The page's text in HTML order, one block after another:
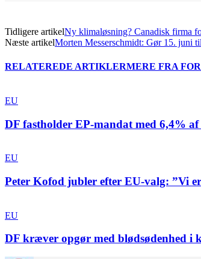
Tidligere artikelNy klimaløsning? Canadisk firma
Næste artikelMorten Messerschmidt: Gør 15. juni
RELATEREDE ARTIKLERMERE FRA
EU
DF fastholder EP-mandat med 6,4%
EU
Peter Kofod jubler efter EU-valg: ”Vi
EU
DF kræver opgør med blødsødenhed i